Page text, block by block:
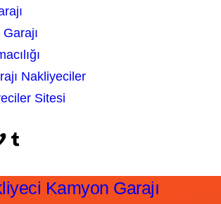
Nakliyeciler
Sitesi
Tumblr
Kamyon Garajı